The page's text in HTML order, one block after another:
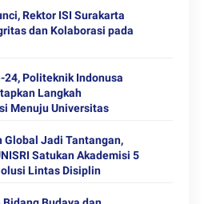
Rektor ISI Surakarta
dan Kolaborasi pada
24, Politeknik Indonusa
Langkah
Menuju Universitas
Global Jadi Tantangan,
Satukan Akademisi 5
Lintas Disiplin